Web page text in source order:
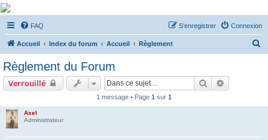
De Musicae Militari -
Forums
Forums de discussions
FAQ Connexion
S’enregistrer
Accueil Index du forum Accueil Règlement
Règlement du Forum
Verrouillé Rechercher
1 message • Page 1 sur 1
Axel
Administrateur